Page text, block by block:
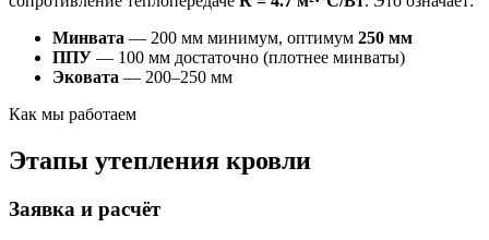
Минвата — 200 мм минимум, оптимум 250 мм
ППУ — 100 мм достаточно (плотнее минваты)
Эковата — 200–250 мм
Как мы работаем
Этапы утепления кровли
Заявка и расчёт